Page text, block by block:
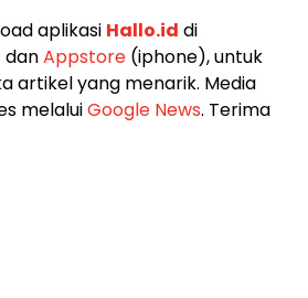
aplikasi Hallo.id di
danAppstore (iphone), untuk
artikel yang menarik. Media
melaluiGoogle News. Terima